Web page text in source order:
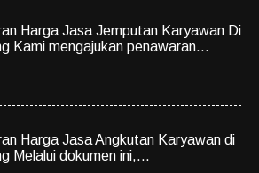
Harga Jasa Jemputan Karyawan Di
Kami mengajukan penawaran...
Harga Jasa Angkutan Karyawan di
Melalui dokumen ini,...